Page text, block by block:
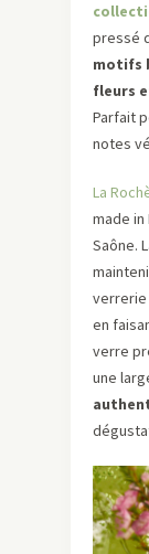
pressé
motifs
fleurs
Parfait
notes
La
made in
Saône.
verrerie
en
verre
une